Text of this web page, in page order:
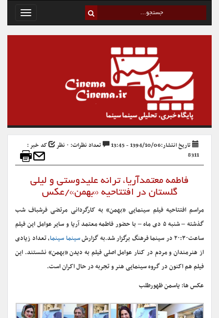
Toggle
تاریخ انتشار:1394/10/06 - 13:45 تعداد نظرات: ۰ نظر
کد خبر :
8311
فاطمه معتمدآریا، ترانه علیدوستی و لیلی
گلستان در افتتاحیه «بهمن»/عکس
مراسم افتتاحیه فیلم سینمایی «بهمن» به کارگردانی مرتضی فرشباف شب
گذشته – شنبه ۵ دی ماه – با حضور فاطمه معتمد آریا و سایر عوامل این فیلم
ساعت۲۰:۳۰ در سینما فرهنگ برگزار شد.
به گزارشسینما سینما، تعداد زیادی
از هنرمندان و مردم در کنار عوامل اصلی فیلم به دیدن «بهمن» نشستند. این
فیلم هم اکنون در گروه سینمایی هنر و تجربه در حال اکران است.
عکس ها: یاسمن ظهورطلب